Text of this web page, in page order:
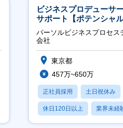
ビジネスプロデューサ
サポート【ポテンシャ
力・ガス等の民間向け
推進】
パーソルビジネスプロセス
会社
東京都
457万~650万
正社員採用 土日祝休み
休日120日以上 業界未経
産休・育休あり